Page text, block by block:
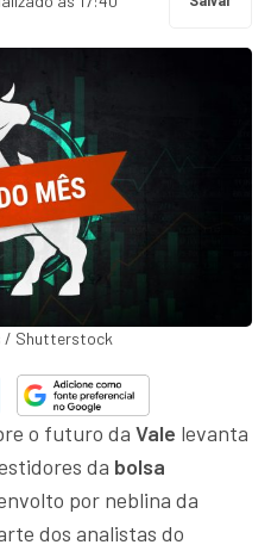
/ Shutterstock
o futuro da Vale levanta
da bolsa
por neblina da
dos analistas do